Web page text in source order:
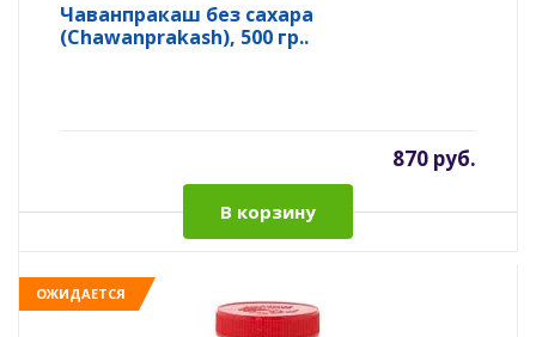
Чаванпракаш без сахара
(Chawanprakash), 500 гр..
870 руб.
В корзину
ОЖИДАЕТСЯ